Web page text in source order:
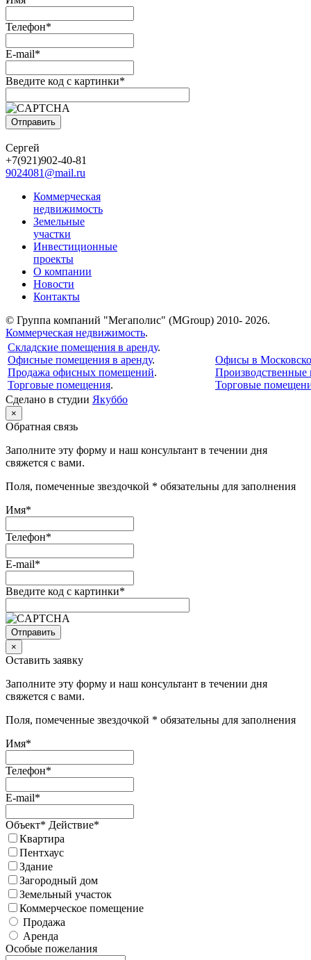
Телефон*
E-mail*
Введите код с картинки*
Сергей
+7(921)902-40-81
9024081@mail.ru
Коммерческая
недвижимость
Земельные
участки
Инвестиционные
проекты
О компании
Новости
Контакты
© Группа компаний "Мегаполис" (MGroup) 2010- 2026.
Коммерческая недвижимость.
Складские помещения в аренду.
Офисные помещения в аренду.
Продажа офисных помещений.
Торговые помещения.
Офисы в
Торговые
Сделано в студии Якуббо
×
Обратная связь
Заполните эту форму и наш консультант в течении дня
свяжется с вами.
Поля, помеченные звездочкой * обязательны для заполнения
Имя*
Телефон*
E-mail*
Введите код с картинки*
×
Оставить заявку
Заполните эту форму и наш консультант в течении дня
свяжется с вами.
Поля, помеченные звездочкой * обязательны для заполнения
Имя*
Телефон*
E-mail*
Объект* Действие*
Квартира
Пентхаус
Здание
Загородный дом
Земельный участок
Коммерческое помещение
Продажа
Аренда
Особые пожелания